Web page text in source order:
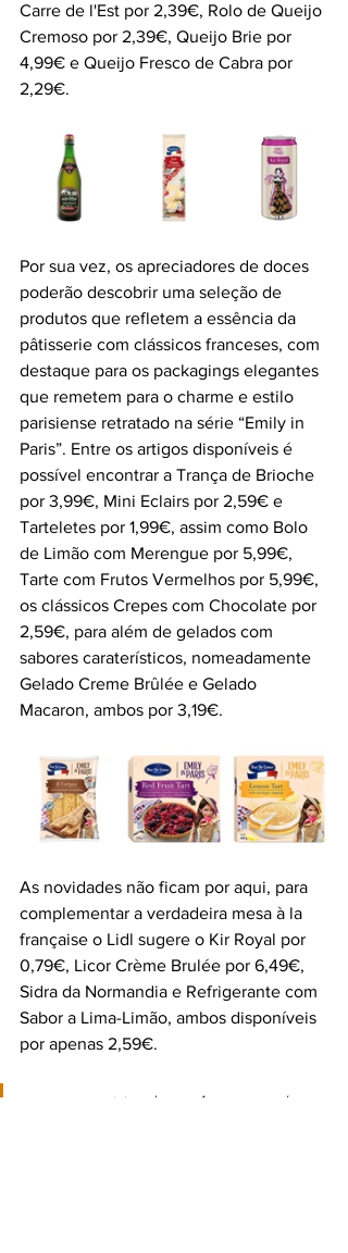
Carre de l'Est por 2,39€, Rolo de Queijo
Cremoso por 2,39€, Queijo Brie por
4,99€ e Queijo Fresco de Cabra por
2,29€.
Por sua vez, os apreciadores de doces
poderão descobrir uma seleção de
produtos que refletem a essência da
pâtisserie com clássicos franceses, com
destaque para os packagings elegantes
que remetem para o charme e estilo
parisiense retratado na série “Emily in
Paris”. Entre os artigos disponíveis é
possível encontrar a Trança de Brioche
por 3,99€, Mini Eclairs por 2,59€ e
Tarteletes por 1,99€, assim como Bolo
de Limão com Merengue por 5,99€,
Tarte com Frutos Vermelhos por 5,99€,
os clássicos Crepes com Chocolate por
2,59€, para além de gelados com
sabores caraterísticos, nomeadamente
Gelado Creme Brûlée e Gelado
Macaron, ambos por 3,19€.
As novidades não ficam por aqui, para
complementar a verdadeira mesa à la
française o Lidl sugere o Kir Royal por
0,79€, Licor Crème Brulée por 6,49€,
Sidra da Normandia e Refrigerante com
Sabor a Lima-Limão, ambos disponíveis
por apenas 2,59€.
A Semana Temática de França é a